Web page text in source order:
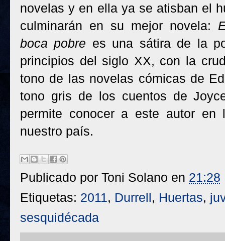
novelas y en ella ya se atisban el
culminarán en su mejor novela:
boca pobre es una sátira de la
principios del siglo XX, con la
tono de las novelas cómicas de
tono gris de los cuentos de
permite conocer a este autor en
nuestro país.
Publicado por Toni Solano en 21:28
Etiquetas: 2011, Durrell, Huertas,
sesquidécada